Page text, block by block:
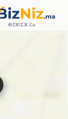
ⴱⵉⵣⵏⵉⵣ.ⵎⴰ